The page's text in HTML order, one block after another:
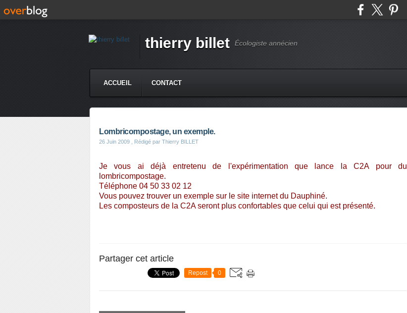
thierry billet Écologiste annécien
ACCUEIL CONTACT
Lombricompostage, un exemple.
26 Juin 2009 , Rédigé par Thierry BILLET
Je vous ai déjà entretenu de l'expérimentation que lance la C2A pour du
lombricompostage.
Téléphone 04 50 33 02 12
Vous pouvez trouver un exemple sur le site internet du Dauphiné.
Les composteurs de la C2A seront plus confortables que celui qui est présenté.
Partager cet article
Repost 0